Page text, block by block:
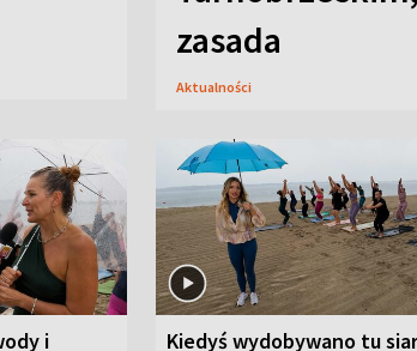
zasada
Aktualności
i Kiedyś wydobywano tu